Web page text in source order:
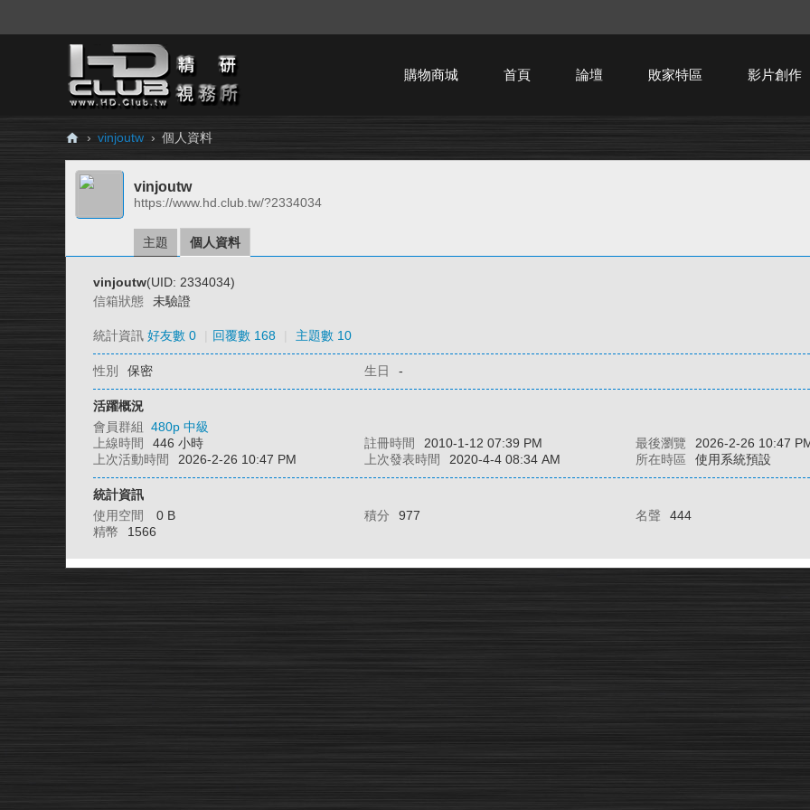
購物商城 首頁 論壇 敗家特區 影片創作
H
Cl
› vinjoutw › 個人資料
vinjoutw
https://www.hd.club.tw/?2334034
主題 個人資料
vinjoutw(UID: 2334034)
信箱狀態
未驗證
統計資訊 好友數 0 回覆數 168 主題數 10
性別 保密 生日 -
活躍概況
會員群組 480p 中級
上線時間
446 小時 註冊時間 2010-1-12 07:39 PM 最後瀏覽
2026-2-26 10:47
上次活動時間
2026-2-26 10:47 PM 上次發表時間 2020-4-4 08:34 AM 所在時區 使用系統預設
統計資訊
使用空間
0 B 積分 977 名聲
444
精幣
1566